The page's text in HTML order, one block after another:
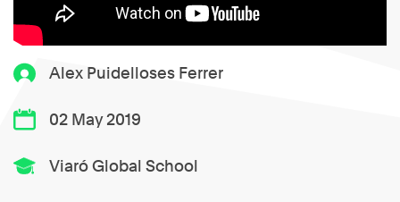
Alex Puidelloses Ferrer
02 May 2019
Viaró Global School